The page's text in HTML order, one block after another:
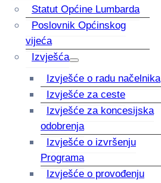
Statut Općine Lumbarda
Poslovnik Općinskog
vijeća
Izvješća
Izvješće o radu načelnika
Izvješće za ceste
Izvješće za koncesijska
odobrenja
Izvješće o izvršenju
Programa
Izvješće o provođenju